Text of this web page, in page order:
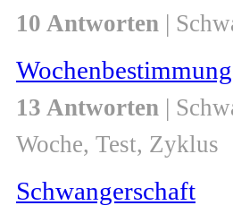
10 Antworten |
Wochenbestimmung
13 Antworten |
Woche, Test, Zyklus
Schwangerschaft